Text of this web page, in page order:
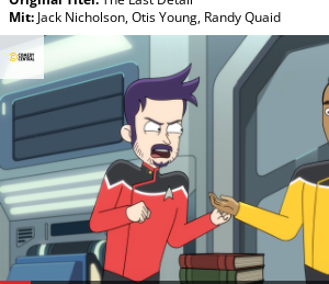
Mit: Jack Nicholson,Otis Young, Randy Quaid